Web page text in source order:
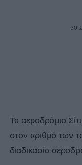
30
Το αεροδρόμιο
στον αριθμό των
διαδικασία